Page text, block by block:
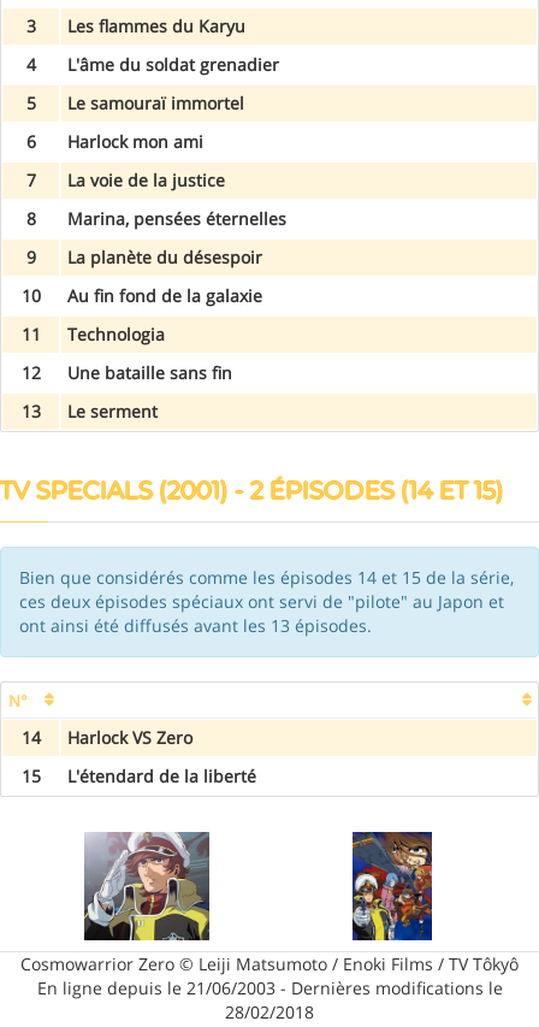
3
Les flammes du Karyu
4
L'âme du soldat grenadier
5
Le samouraï immortel
6
Harlock mon ami
7
La voie de la justice
8
Marina, pensées éternelles
9
La planète du désespoir
10
Au fin fond de la galaxie
11
Technologia
12
Une bataille sans fin
13
Le serment
TV SPECIALS (2001) - 2 ÉPISODES (14 ET 15)
Bien que considérés comme les épisodes 14 et 15 de la série,
ces deux épisodes spéciaux ont servi de "pilote" au Japon et
ont ainsi été diffusés avant les 13 épisodes.
N°
14
Harlock VS Zero
15
L'étendard de la liberté
Cosmowarrior Zero © Leiji Matsumoto / Enoki Films / TV Tôkyô
En ligne depuis le 21/06/2003 - Dernières modifications le
28/02/2018